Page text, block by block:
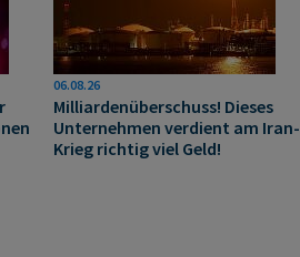
06.08.26
Milliardenüberschuss! Dieses
Unternehmen verdient am Iran-
Krieg richtig viel Geld!